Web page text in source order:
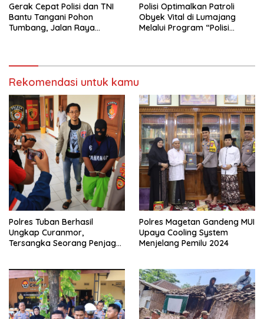
Gerak Cepat Polisi dan TNI
Bantu Tangani Pohon
Tumbang, Jalan Raya
Polisi Optimalkan Patroli
Obyek Vital di Lumajang
Melalui Program “Polisi
Rekomendasi untuk kamu
Polres Tuban Berhasil
Ungkap Curanmor,
Tersangka Seorang Penjaga
Polres Magetan Gandeng MUI
Upaya Cooling System
Menjelang Pemilu 2024